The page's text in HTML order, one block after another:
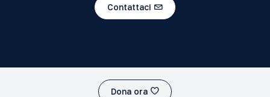
Contattaci
Dona ora